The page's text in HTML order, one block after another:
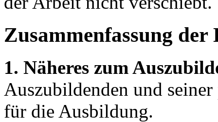
Zusammenfassung der
1. Näheres zum
Auszubildenden und
für die Ausbildung.